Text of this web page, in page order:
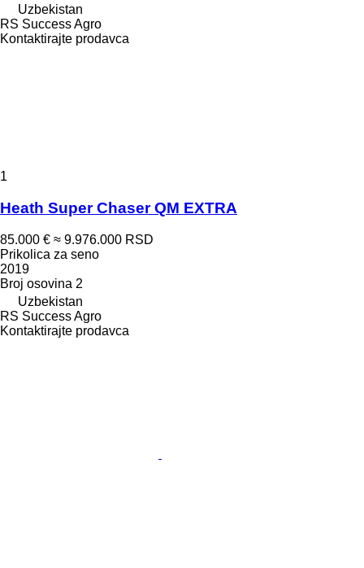
Uzbekistan
RS Success Agro
Kontaktirajte prodavca
1
Heath Super Chaser QM EXTRA
85.000 € ≈ 9.976.000 RSD
Prikolica za seno
2019
Broj osovina 2
Uzbekistan
RS Success Agro
Kontaktirajte prodavca